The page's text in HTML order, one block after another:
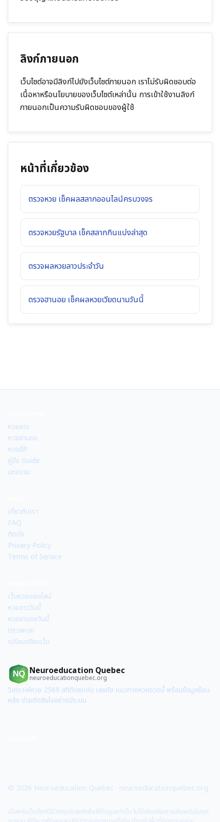
ลิงก์ภายนอก
เว็บไซต์อาจมีลิงก์ไปยังเว็บไซต์ภายนอก เราไม่รับผิดชอบต่อ
เนื้อหาหรือนโยบายของเว็บไซต์เหล่านั้น การเข้าใช้งานลิงก์
ภายนอกเป็นความรับผิดชอบของผู้ใช้
หน้าที่เกี่ยวข้อง
ตรวจหวย เช็คผลสลากออนไลน์ครบวงจร
ตรวจหวยรัฐบาล เช็คสลากกินแบ่งล่าสุด
ตรวจผลหวยลาวประจำวัน
ตรวจฮานอย เช็คผลหวยเวียดนามวันนี้
หวยลาว
หวยฮานอย
หวยยี่กี
คู่มือ Guide
บทความ
เกี่ยวกับเรา
FAQ
ติดต่อ
Privacy Policy
Terms of Service
เว็บหวยออนไลน์
หวยลาววันนี้
หวยฮานอยวันนี้
ตรวจหวย
เปรียบเทียบเว็บ
NQ Neuroeducation Quebec
neuroeducationquebec.org
วิเคราะห์หวย 2569 สถิติเลขเด่น เลขดัง แนวทางหวยงวดนี้ พร้อมข้อมูลย้อน
หลัง ช่วยตัดสินใจอย่างมีระบบ
© 2026 Neuroeducation Quebec · neuroeducationquebec.org
เนื้อหาในเว็บไซต์นี้มีวัตถุประสงค์เพื่อให้ข้อมูลเท่านั้น ไม่ได้ส่งเสริมการเล่นพนันในทุก